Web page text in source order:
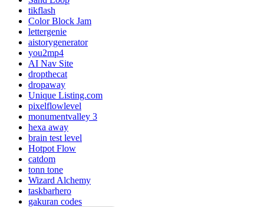
tikflash
Color Block Jam
lettergenie
aistorygenerator
you2mp4
AI Nav Site
dropthecat
dropaway
Unique Listing.com
pixelflowlevel
monumentvalley 3
hexa away
brain test level
Hotpot Flow
catdom
tonn tone
Wizard Alchemy
taskbarhero
gakuran codes